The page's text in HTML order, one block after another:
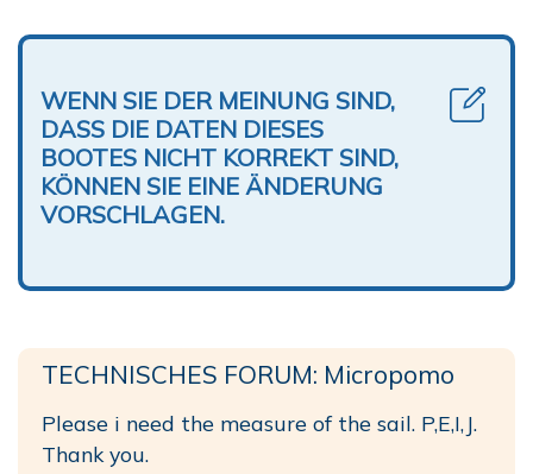
WENN SIE DER MEINUNG SIND,
DASS DIE DATEN DIESES
BOOTES NICHT KORREKT SIND,
KÖNNEN SIE EINE ÄNDERUNG
VORSCHLAGEN.
TECHNISCHES FORUM: Micropomo
Please i need the measure of the sail. P,E,I,J.
Thank you.